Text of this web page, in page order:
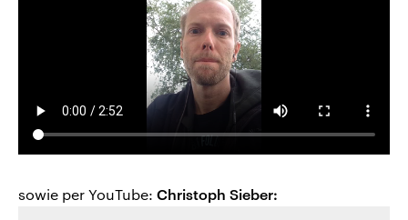
sowie per YouTube: Christoph Sieber: